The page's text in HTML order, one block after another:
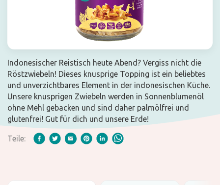
Indonesischer Reistisch heute Abend? Vergiss nicht die
Röstzwiebeln! Dieses knusprige Topping ist ein beliebtes
und unverzichtbares Element in der indonesischen Küche.
Unsere knusprigen Zwiebeln werden in Sonnenblumenöl
ohne Mehl gebacken und sind daher palmölfrei und
glutenfrei! Gut für dich und unsere Erde!
Teile: